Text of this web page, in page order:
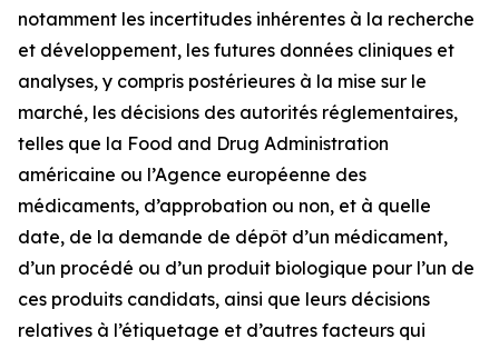
notamment les incertitudes inhérentes à la recherche
et développement, les futures données cliniques et
analyses, y compris postérieures à la mise sur le
marché, les décisions des autorités réglementaires,
telles que la Food and Drug Administration
américaine ou l’Agence européenne des
médicaments, d’approbation ou non, et à quelle
date, de la demande de dépôt d’un médicament,
d’un procédé ou d’un produit biologique pour l’un de
ces produits candidats, ainsi que leurs décisions
relatives à l’étiquetage et d’autres facteurs qui